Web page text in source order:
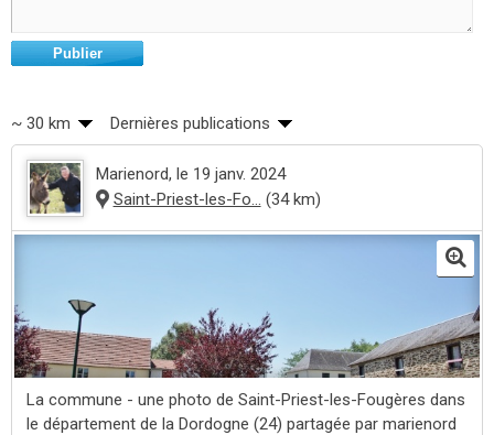
Publier
~ 30 km Dernières publications
Marienord, le 19 janv. 2024
Saint-Priest-les-Fo... (34 km)
La commune - une photo de Saint-Priest-les-Fougères dans
le département de la Dordogne (24) partagée par marienord